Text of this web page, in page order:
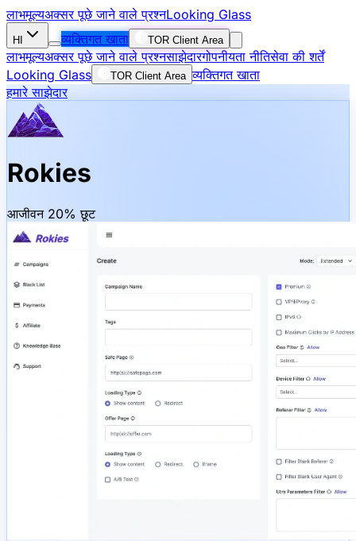
लाभमूल्यअक्सर पूछे जाने वाले प्रश्नLooking Glass
HI व्यक्तिगत खाता TOR Client Area
लाभमूल्यअक्सर पूछे जाने वाले प्रश्नसाझेदारगोपनीयता नीतिसेवा की शर्तें
Looking Glass
TOR Client Area व्यक्तिगत खाता
हमारे साझेदार
Rokies
आजीवन 20% छूट